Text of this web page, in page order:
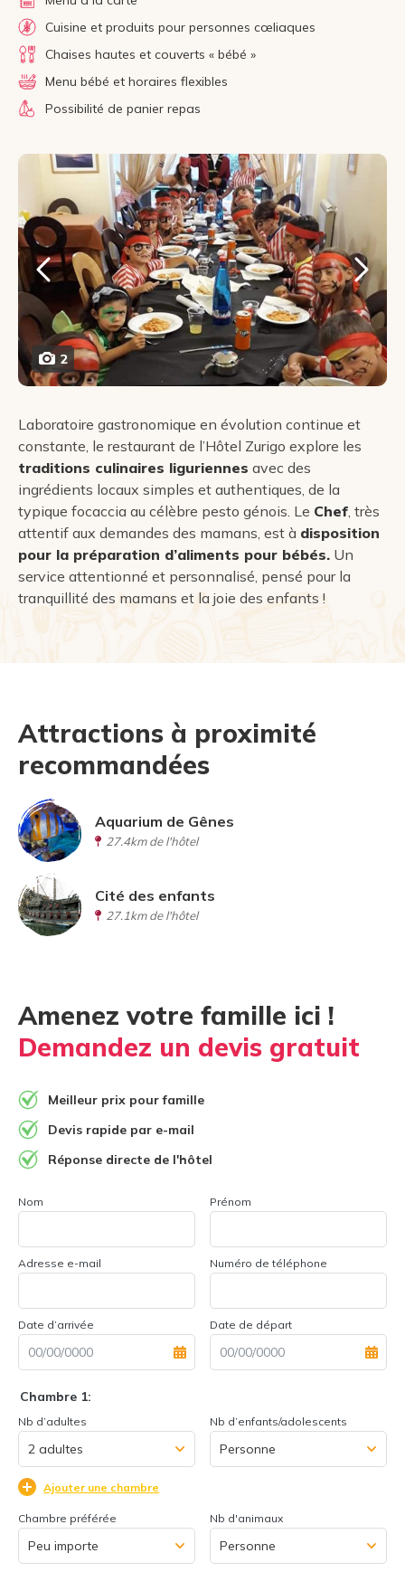
Cuisine et produits pour personnes cœliaques
Chaises hautes et couverts « bébé »
Menu bébé et horaires flexibles
Possibilité de panier repas
2
Laboratoire gastronomique en évolution continue et
constante, le restaurant de l’Hôtel Zurigo explore les
traditions culinaires liguriennes avec des
ingrédients locaux simples et authentiques, de la
typique focaccia au célèbre pesto génois. Le Chef, très
attentif aux demandes des mamans, est à disposition
pour la préparation d’aliments pour bébés. Un
service attentionné et personnalisé, pensé pour la
tranquillité des mamans et la joie des enfants !
Attractions à proximité
recommandées
Aquarium de Gênes
27.4km de l'hôtel
Cité des enfants
27.1km de l'hôtel
Amenez votre famille ici !
Demandez un devis gratuit
Meilleur prix pour famille
Devis rapide par e-mail
Réponse directe de l'hôtel
Nom Prénom
Adresse e-mail Numéro de téléphone
Date d’arrivée Date de départ
Chambre 1:
Nb d’adultes Nb d’enfants/adolescents
Ajouter une chambre
Chambre préférée Nb d'animaux